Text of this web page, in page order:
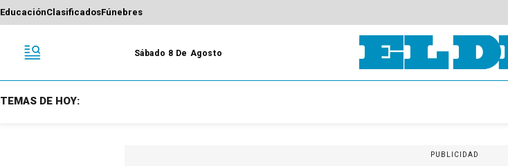
EducaciónClasificadosFúnebres
Sábado 8 De Agosto
TEMAS DE HOY:
PUBLICIDAD